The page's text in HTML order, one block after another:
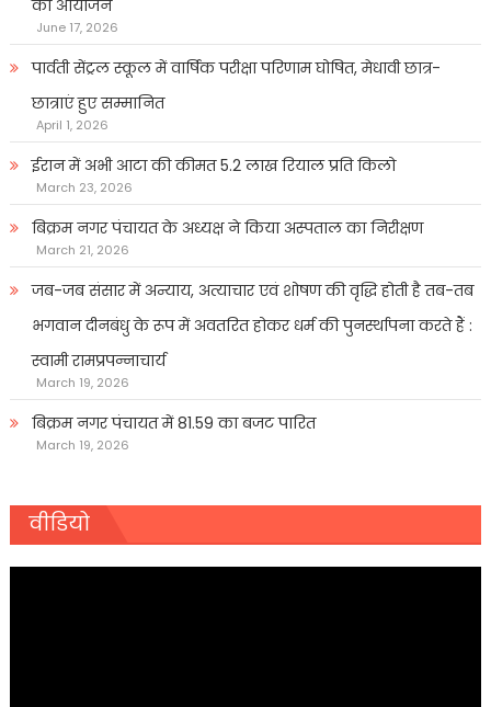
का आयोजन
June 17, 2026
पार्वती सेंट्रल स्कूल में वार्षिक परीक्षा परिणाम घोषित, मेधावी छात्र-
छात्राएं हुए सम्मानित
April 1, 2026
ईरान में अभी आटा की कीमत 5.2 लाख रियाल प्रति किलो
March 23, 2026
बिक्रम नगर पंचायत के अध्यक्ष ने किया अस्पताल का निरीक्षण
March 21, 2026
जब-जब संसार में अन्याय, अत्याचार एवं शोषण की वृद्धि होती है तब-तब
भगवान दीनबंधु के रूप में अवतरित होकर धर्म की पुनर्स्थापना करते हैं :
स्वामी रामप्रपन्नाचार्य
March 19, 2026
बिक्रम नगर पंचायत में 81.59 का बजट पारित
March 19, 2026
वीडियो